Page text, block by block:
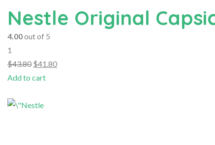
Nestle Original
4.00out of 5
1
$43.80 $41.80
Add to cart